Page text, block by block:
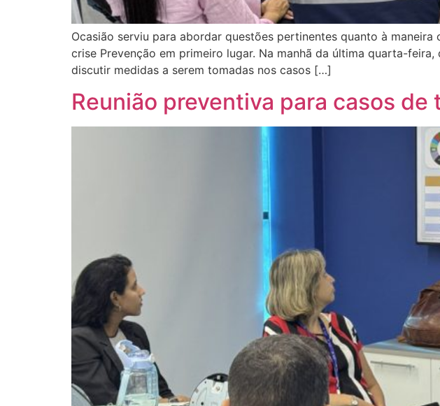
Ocasião serviu para abordar questões pertinentes quanto à
crise Prevenção em primeiro lugar. Na manhã da última quarta-
discutir medidas a serem tomadas nos casos […]
Reunião preventiva para casos